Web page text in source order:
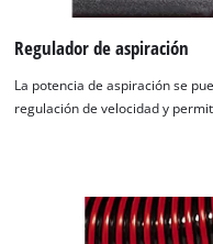
Regulador de aspiración
La potencia de aspiración se
regulación de velocidad y